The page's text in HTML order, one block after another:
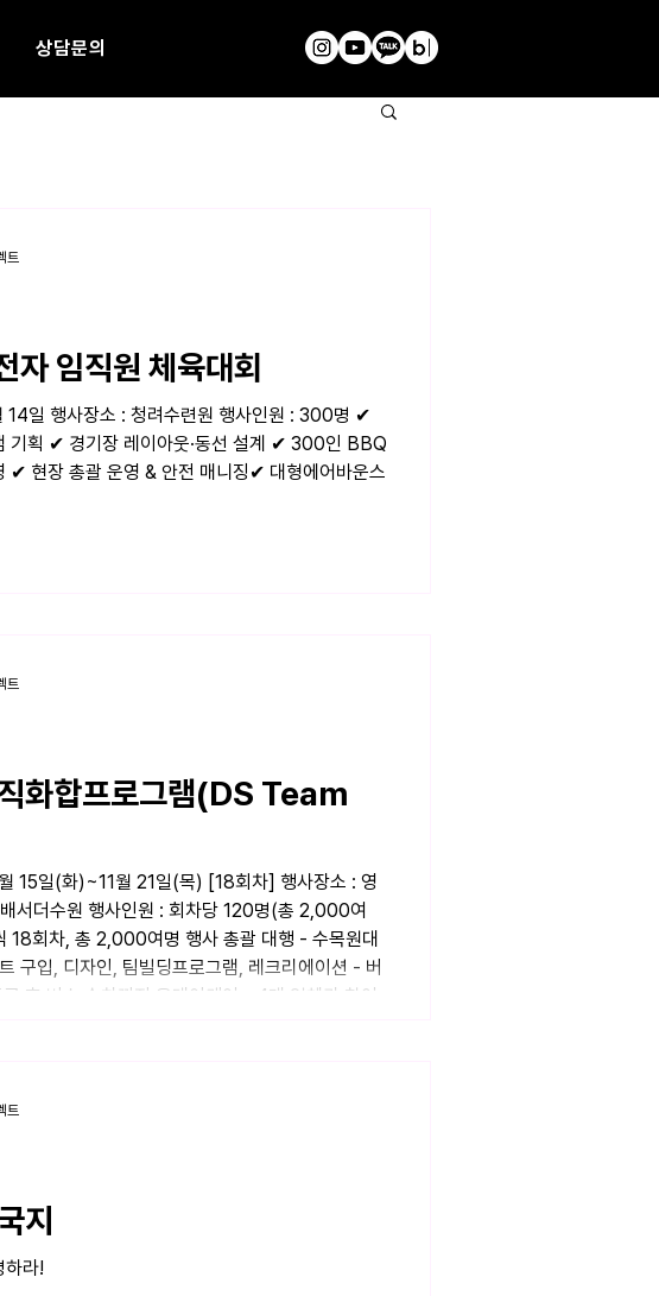
상담문의
임직원 체육대회
일 행사장소 : 청려수련원 행사인원 : 300명 ✔
기획 ✔ 경기장 레이아웃·동선 설계 ✔ 300인 BBQ
✔ 현장 총괄 운영 & 안전 매니징✔ 대형에어바운스
트
화합프로그램(DS Team
15일(화)~11월 21일(목) [18회차] 행사장소 : 영
서더수원 행사인원 : 회차당 120명(총 2,000여
18회차, 총 2,000여명 행사 총괄 대행 - 수목원대
구입, 디자인, 팀빌딩프로그램, 레크리에이션 - 버
료 후 버스 승차까지 올데이케어 - 4개 업체가 참여
트
지
하라!
트